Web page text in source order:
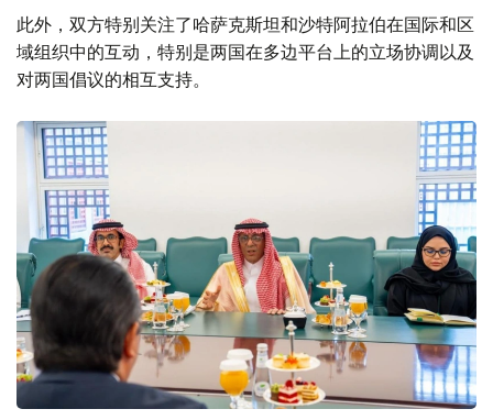
此外，双方特别关注了哈萨克斯坦和沙特阿拉伯在国际和区
域组织中的互动，特别是两国在多边平台上的立场协调以及
对两国倡议的相互支持。